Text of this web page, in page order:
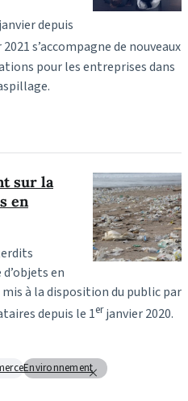
depuis
s’accompagne de nouveaux
pour les entreprises dans
sur la
en
en
à la disposition du public par
depuis le 1erjanvier 2020.
Environnement